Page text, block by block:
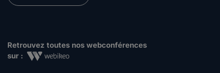
Retrouvez toutes nos webconférences
sur :